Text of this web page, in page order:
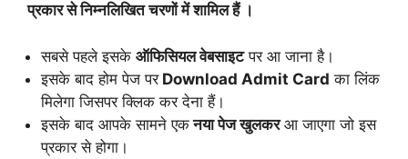
प्रकार से निम्नलिखित चरणों में शामिल हैं ।
सबसे पहले इसके ऑफिसियल वेबसाइटपर आजाना है।
इसके बाद होम पेज परDownload Admit Card का लिंक
मिलेगा जिसपर क्लिक कर देना हैं।
इसके बाद आपके सामने एकनया पेज खुलकरआ जाएगा जो इस
प्रकार से होगा।